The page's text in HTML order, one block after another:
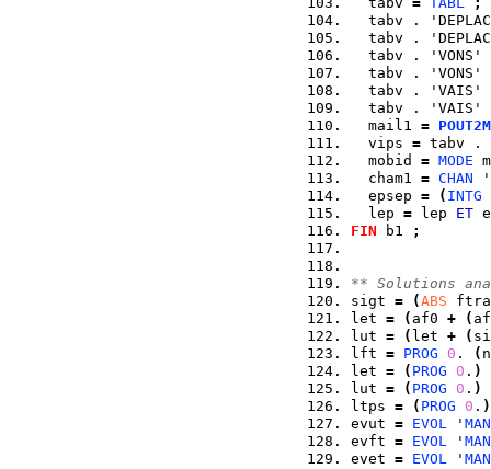
tabv .
tabv .
  tabv . 'VONS'
tabv .
  tabv . 'VAIS'
tabv .
  mail1
=
  vips
= tabv .
  mobid
= MODE
  cham1
= CHAN
  epsep
= ( INTG
  lep
= lep ET
FIN b1 ;
** Solutions
sigt = (ABS
let = ( af0 + (
lut = ( let + (
lft = PROG 0 . (
let = ( PROG 0 . )
lut = ( PROG 0 . )
ltps = ( PROG 0 . )
evut = EVOL '
evft = EVOL '
evet = EVOL '